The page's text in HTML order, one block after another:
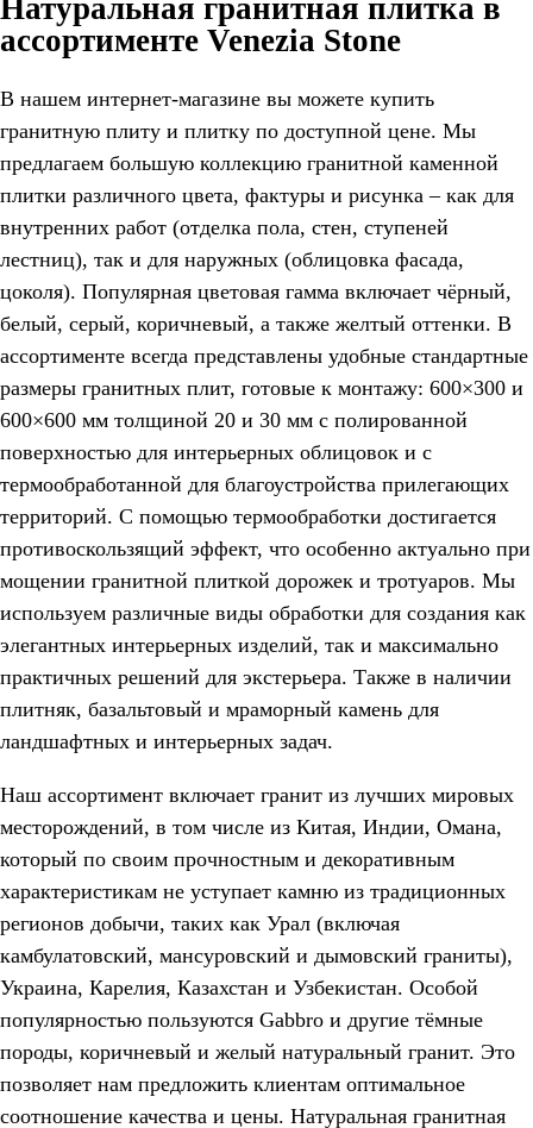
Натуральная гранитная плитка в
ассортименте Venezia Stone
В нашем интернет-магазине вы можете купить
гранитную плиту и плитку по доступной цене. Мы
предлагаем большую коллекцию гранитной каменной
плитки различного цвета, фактуры и рисунка – как для
внутренних работ (отделка пола, стен, ступеней
лестниц), так и для наружных (облицовка фасада,
цоколя). Популярная цветовая гамма включает чёрный,
белый, серый, коричневый, а также желтый оттенки. В
ассортименте всегда представлены удобные стандартные
размеры гранитных плит, готовые к монтажу: 600×300 и
600×600 мм толщиной 20 и 30 мм с полированной
поверхностью для интерьерных облицовок и с
термообработанной для благоустройства прилегающих
территорий. С помощью термообработки достигается
противоскользящий эффект, что особенно актуально при
мощении гранитной плиткой дорожек и тротуаров. Мы
используем различные виды обработки для создания как
элегантных интерьерных изделий, так и максимально
практичных решений для экстерьера. Также в наличии
плитняк, базальтовый и мраморный камень для
ландшафтных и интерьерных задач.
Наш ассортимент включает гранит из лучших мировых
месторождений, в том числе из Китая, Индии, Омана,
который по своим прочностным и декоративным
характеристикам не уступает камню из традиционных
регионов добычи, таких как Урал (включая
камбулатовский, мансуровский и дымовский граниты),
Украина, Карелия, Казахстан и Узбекистан. Особой
популярностью пользуются Gabbro и другие тёмные
породы, коричневый и желый натуральный гранит. Это
позволяет нам предложить клиентам оптимальное
соотношение качества и цены. Натуральная гранитная